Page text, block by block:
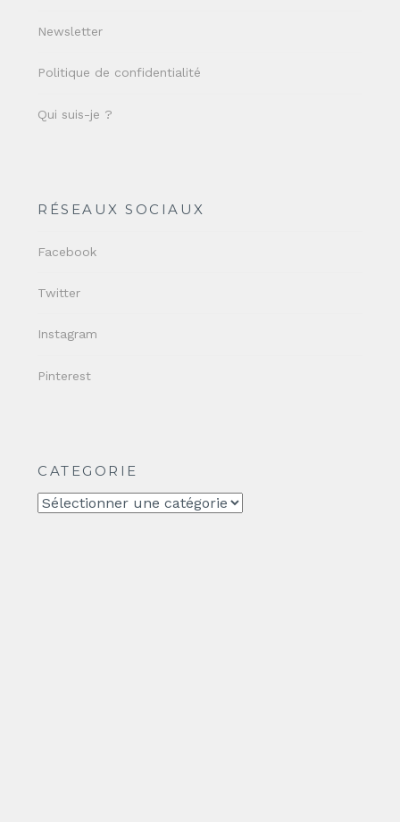
Newsletter
Politique de confidentialité
Qui suis-je ?
RÉSEAUX SOCIAUX
Facebook
Twitter
Instagram
Pinterest
CATEGORIE
CATEGORIE